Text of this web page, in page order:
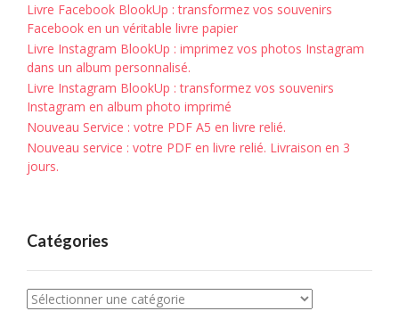
Livre Facebook BlookUp : transformez vos souvenirs
Facebook en un véritable livre papier
Livre Instagram BlookUp : imprimez vos photos Instagram
dans un album personnalisé.
Livre Instagram BlookUp : transformez vos souvenirs
Instagram en album photo imprimé
Nouveau Service : votre PDF A5 en livre relié.
Nouveau service : votre PDF en livre relié. Livraison en 3
jours.
Catégories
Catégories